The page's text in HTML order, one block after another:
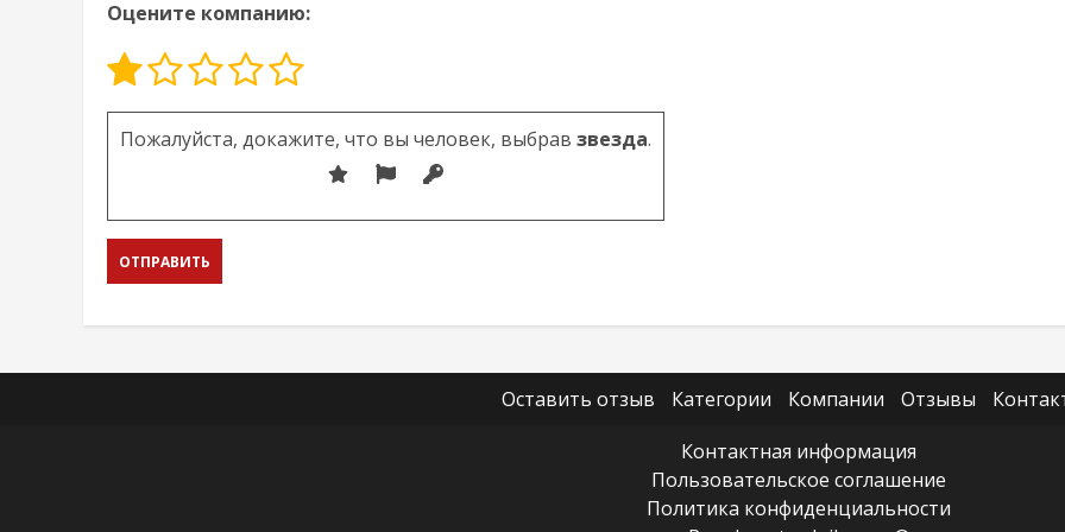
Оцените компанию:
Пожалуйста, докажите, что вы человек, выбрав звезда.
Оставить отзыв Категории Компании Отзывы
Контактная информация
Пользовательское соглашение
Политика конфиденциальности